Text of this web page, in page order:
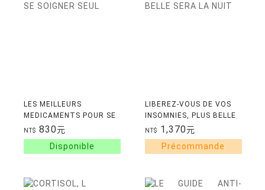
LES MEILLEURS
MEDICAMENTS POUR SE
SOIGNER SEUL
NT$ 830元
LIBEREZ-VOUS DE VOS
INSOMNIES, PLUS BELLE
SERA LA NUIT
NT$ 1,370元